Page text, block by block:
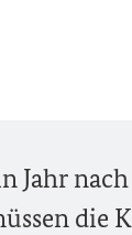
Jahr
die